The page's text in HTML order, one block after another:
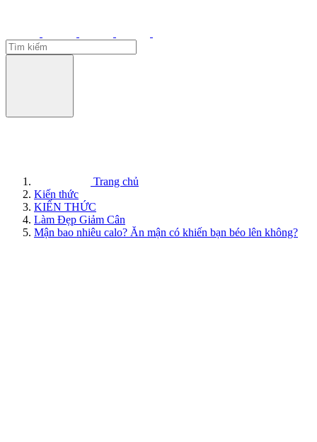
Trang chủ
Kiến thức
KIẾN THỨC
Làm Đẹp Giảm Cân
Mận bao nhiêu calo? Ăn mận có khiến bạn béo lên không?